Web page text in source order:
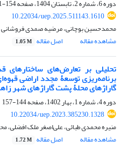
دوره 6، شماره 2، تابستان 1404، صفحه
154-171
10.22034/uep.2025.511143.1610
محمدحسین بوچانی، مرضیه صمدی فروشانی
مشاهده مقاله
اصل مقاله 1.05 M
تحلیلی بر تعارض‌‏های
برنامه‌ریزی توسعۀ مجدد اراضی
گاراژهای محلۀ پشت گاراژهای شهر
دوره 4، شماره 1، بهار 1402، صفحه
144-157
10.22034/uep.2023.385230.1328
منیره محمدی طبائی، علی‌اصغر ملک افضلی،
مشاهده مقاله
اصل مقاله 1.72 M